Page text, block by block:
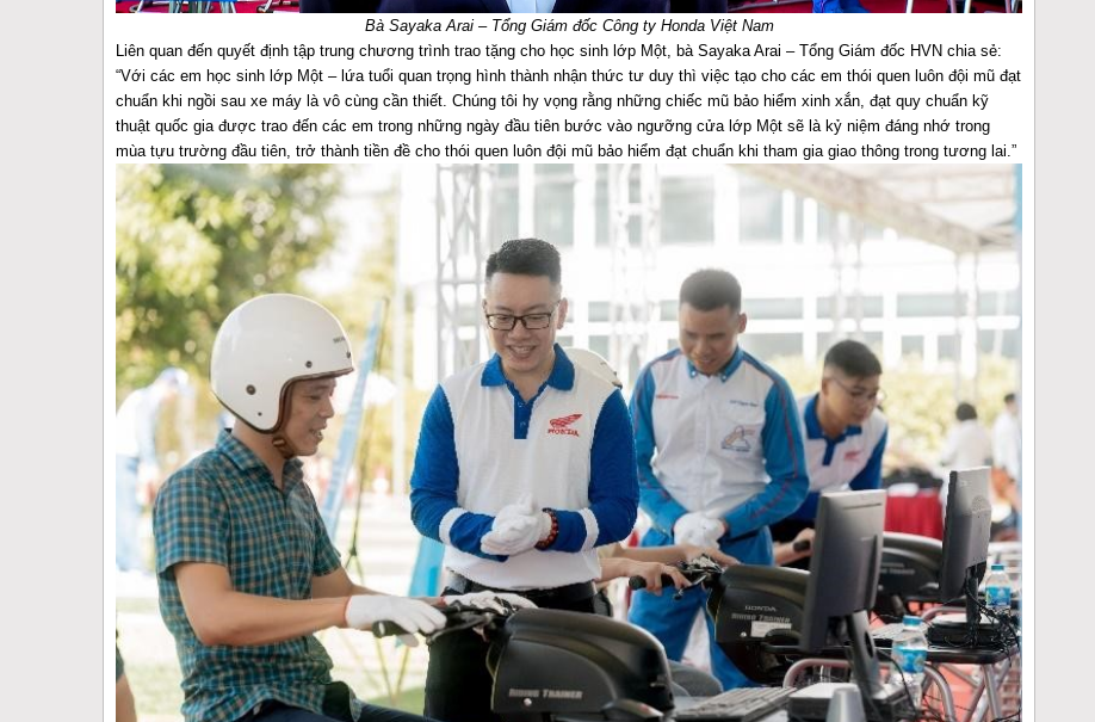
Bà Sayaka Arai – Tổng Giám đốc Công ty Honda Việt Nam
Liên quan đến quyết định tập trung chương trình trao tặng cho học sinh lớp Một, bà Sayaka Arai – Tổng Giám đốc HVN chia sẻ:
“Với các em học sinh lớp Một – lứa tuổi quan trọng hình thành nhận thức tư duy thì việc tạo cho các em thói quen luôn đội mũ đạt
chuẩn khi ngồi sau xe máy là vô cùng cần thiết. Chúng tôi hy vọng rằng những chiếc mũ bảo hiểm xinh xắn, đạt quy chuẩn kỹ
thuật quốc gia được trao đến các em trong những ngày đầu tiên bước vào ngưỡng cửa lớp Một sẽ là kỷ niệm đáng nhớ trong
mùa tựu trường đầu tiên, trở thành tiền đề cho thói quen luôn đội mũ bảo hiểm đạt chuẩn khi tham gia giao thông trong tương lai.”